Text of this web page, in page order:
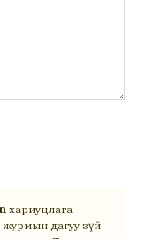
хариуцлага
дагуу зүй